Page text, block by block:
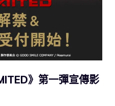
》第一彈宣傳影